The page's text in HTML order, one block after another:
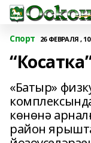
Спорт 26 ФЕВРАЛЯ ,
«Батыр»
көнөнә
район